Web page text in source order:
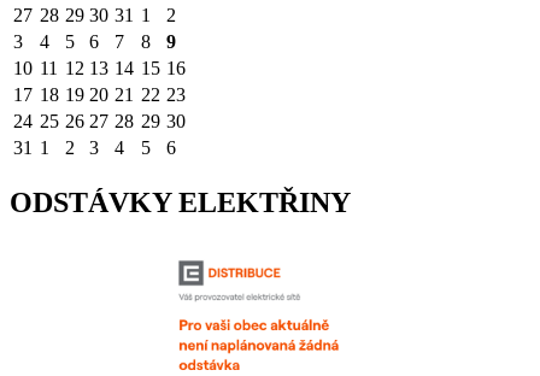
27 28 29 30 31 1
2
3
4 5 6 7 8
9
10 11 12 13 14 15 16
17 18 19 20 21 22 23
24 25 26 27 28 29 30
31 1 2 3 4 5 6
ODSTÁVKY ELEKTŘINY